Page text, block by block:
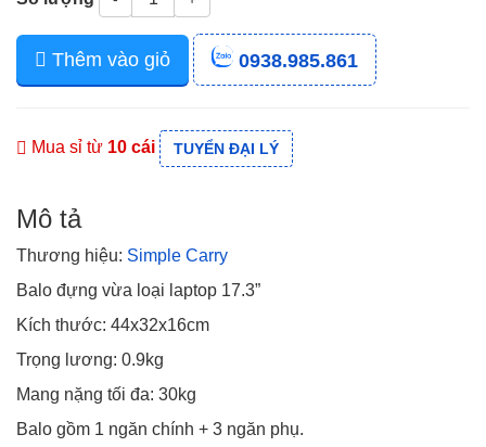
Thêm vào giỏ 0938.985.861
Mua sỉ từ 10 cái TUYỂN ĐẠI LÝ
Mô tả
Thương hiệu: Simple Carry
Balo đựng vừa loại laptop 17.3”
Kích thước: 44x32x16cm
Trọng lương: 0.9kg
Mang nặng tối đa: 30kg
Balo gồm 1 ngăn chính + 3 ngăn phụ.